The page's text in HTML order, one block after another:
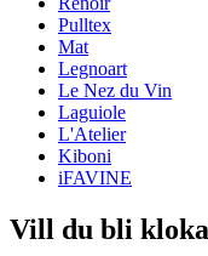
Pulltex
Mat
Legnoart
Le Nez du Vin
Laguiole
L'Atelier
Kiboni
iFAVINE
Vill du bli